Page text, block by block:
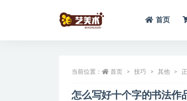
首页
当前位置： 首页 技巧 其他
怎么写好十个字的书法作